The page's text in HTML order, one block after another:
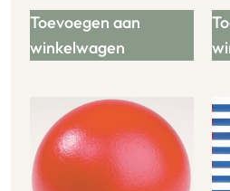
Toevoegen aan
winkelwagen